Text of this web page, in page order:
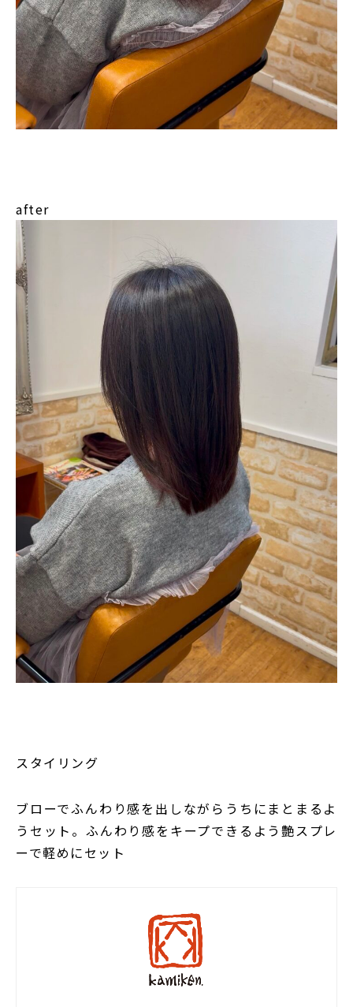
after
スタイリング
ブローでふんわり感を出しながらうちにまとまるよ
うセット。ふんわり感をキープできるよう艶スプレ
ーで軽めにセット